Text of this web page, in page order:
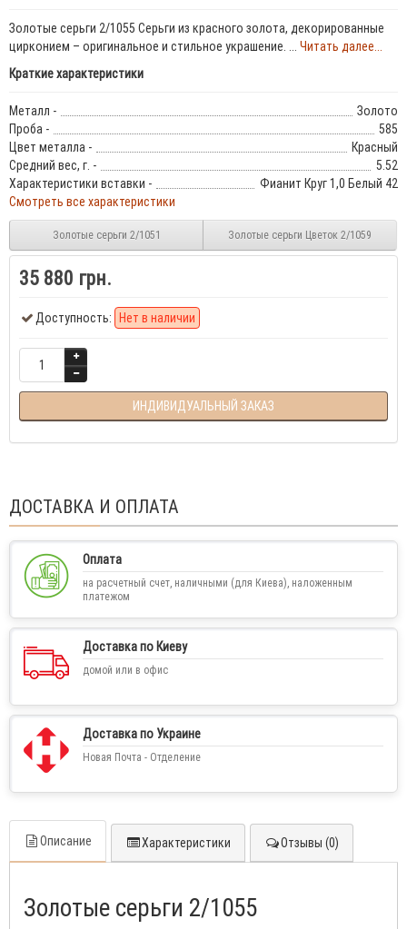
Золотые серьги 2/1055 Серьги из красного золота, декорированные
цирконием – оригинальное и стильное украшение. ... Читать далее...
Краткие характеристики
Металл -
Золото
Проба -
585
Цвет металла -
Красный
Средний вес, г. -
5.52
Характеристики вставки -
Фианит Круг 1,0 Белый 42
Смотреть все характеристики
Золотые серьги 2/1051 Золотые серьги Цветок 2/1059
35 880 грн.
Доступность: Нет в наличии
ИНДИВИДУАЛЬНЫЙ ЗАКАЗ
ДОСТАВКА И ОПЛАТА
Оплата
на расчетный счет, наличными (для Киева), наложенным
платежом
Доставка по Киеву
домой или в офис
Доставка по Украине
Новая Почта - Отделение
Описание Характеристики Отзывы (0)
Золотые серьги 2/1055